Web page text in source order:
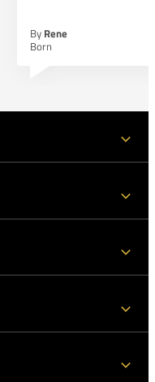
By Rene
Born